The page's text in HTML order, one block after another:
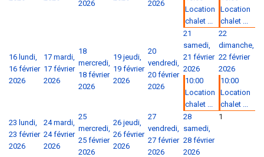
2026
2026
Location
chalet ...
Location
chalet ...
16 lundi,
16 février
2026
17 mardi,
17 février
2026
18
mercredi,
18 février
2026
19 jeudi,
19 février
2026
20
vendredi,
20 février
2026
21
samedi,
21 février
2026
10:00
Location
chalet ...
22
dimanche,
22 février
2026
10:00
Location
chalet ...
23 lundi,
23 février
2026
24 mardi,
24 février
2026
25
mercredi,
25 février
2026
26 jeudi,
26 février
2026
27
vendredi,
27 février
2026
28
samedi,
28 février
2026
1